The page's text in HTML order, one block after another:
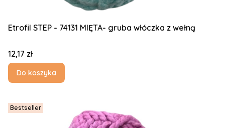
Etrofil STEP - 74131 MIĘTA- gruba włóczka z wełną
Cena
12,17 zł
Do koszyka
Bestseller